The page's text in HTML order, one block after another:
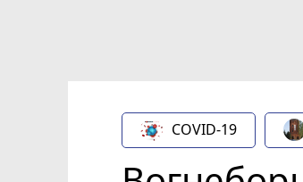
COVID-19